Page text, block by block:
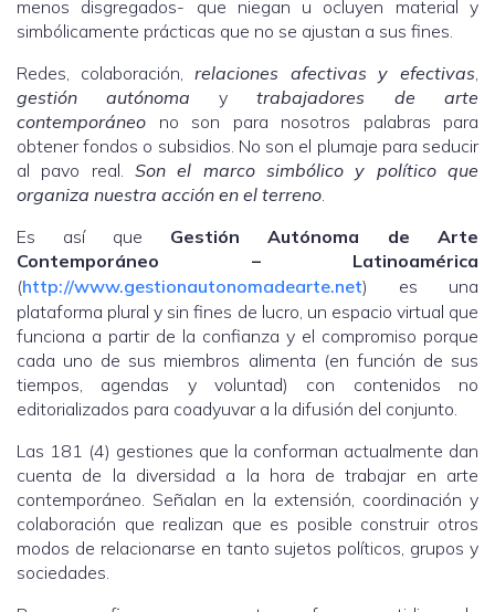
menos disgregados- que niegan u ocluyen material y
simbólicamente prácticas que no se ajustan a sus fines.
Redes, colaboración, relaciones afectivas y efectivas,
gestión autónoma y trabajadores de arte
contemporáneo no son para nosotros palabras para
obtener fondos o subsidios. No son el plumaje para seducir
al pavo real. Son el marco simbólico y político que
organiza nuestra acción en el terreno.
Es así que Gestión Autónoma de Arte
Contemporáneo – Latinoamérica
(http://www.gestionautonomadearte.net) es una
plataforma plural y sin fines de lucro, un espacio virtual que
funciona a partir de la confianza y el compromiso porque
cada uno de sus miembros alimenta (en función de sus
tiempos, agendas y voluntad) con contenidos no
editorializados para coadyuvar a la difusión del conjunto.
Las 181 (4) gestiones que la conforman actualmente dan
cuenta de la diversidad a la hora de trabajar en arte
contemporáneo. Señalan en la extensión, coordinación y
colaboración que realizan que es posible construir otros
modos de relacionarse en tanto sujetos políticos, grupos y
sociedades.